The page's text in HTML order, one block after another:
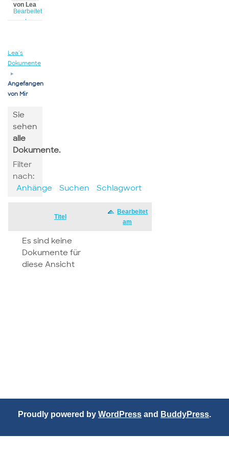
von Lea
Bearbeitet
von Lea
Lea’s
Dokumente
▸
Angefangen
von Mir
Sie
sehen
alle
Dokumente.
Filter
nach:
Anhänge
Suchen Schlagwort
Titel
Bearbeitet
am
Es sind keine
Dokumente für
diese Ansicht
Proudly powered by WordPress and BuddyPress.